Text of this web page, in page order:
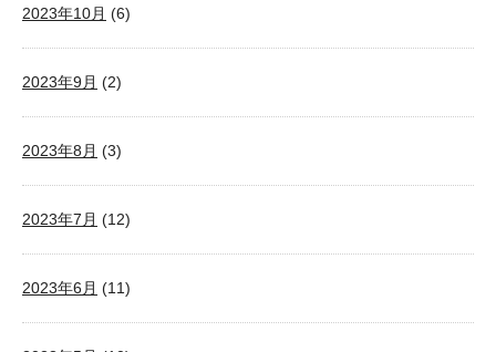
2023年10月 (6)
2023年9月 (2)
2023年8月 (3)
2023年7月 (12)
2023年6月 (11)